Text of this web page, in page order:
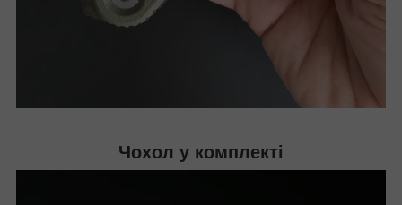
Чохол у комплекті